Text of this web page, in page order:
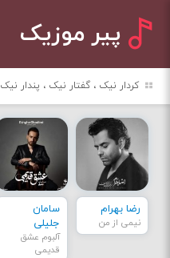
پیر موزیک
کردار نیک ، گفتار نیک ، پندار نیک
رضا بهرام
نیمی از من
سامان
جلیلی
آلبوم عشق
قدیمی